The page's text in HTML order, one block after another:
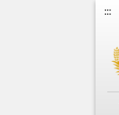
:::